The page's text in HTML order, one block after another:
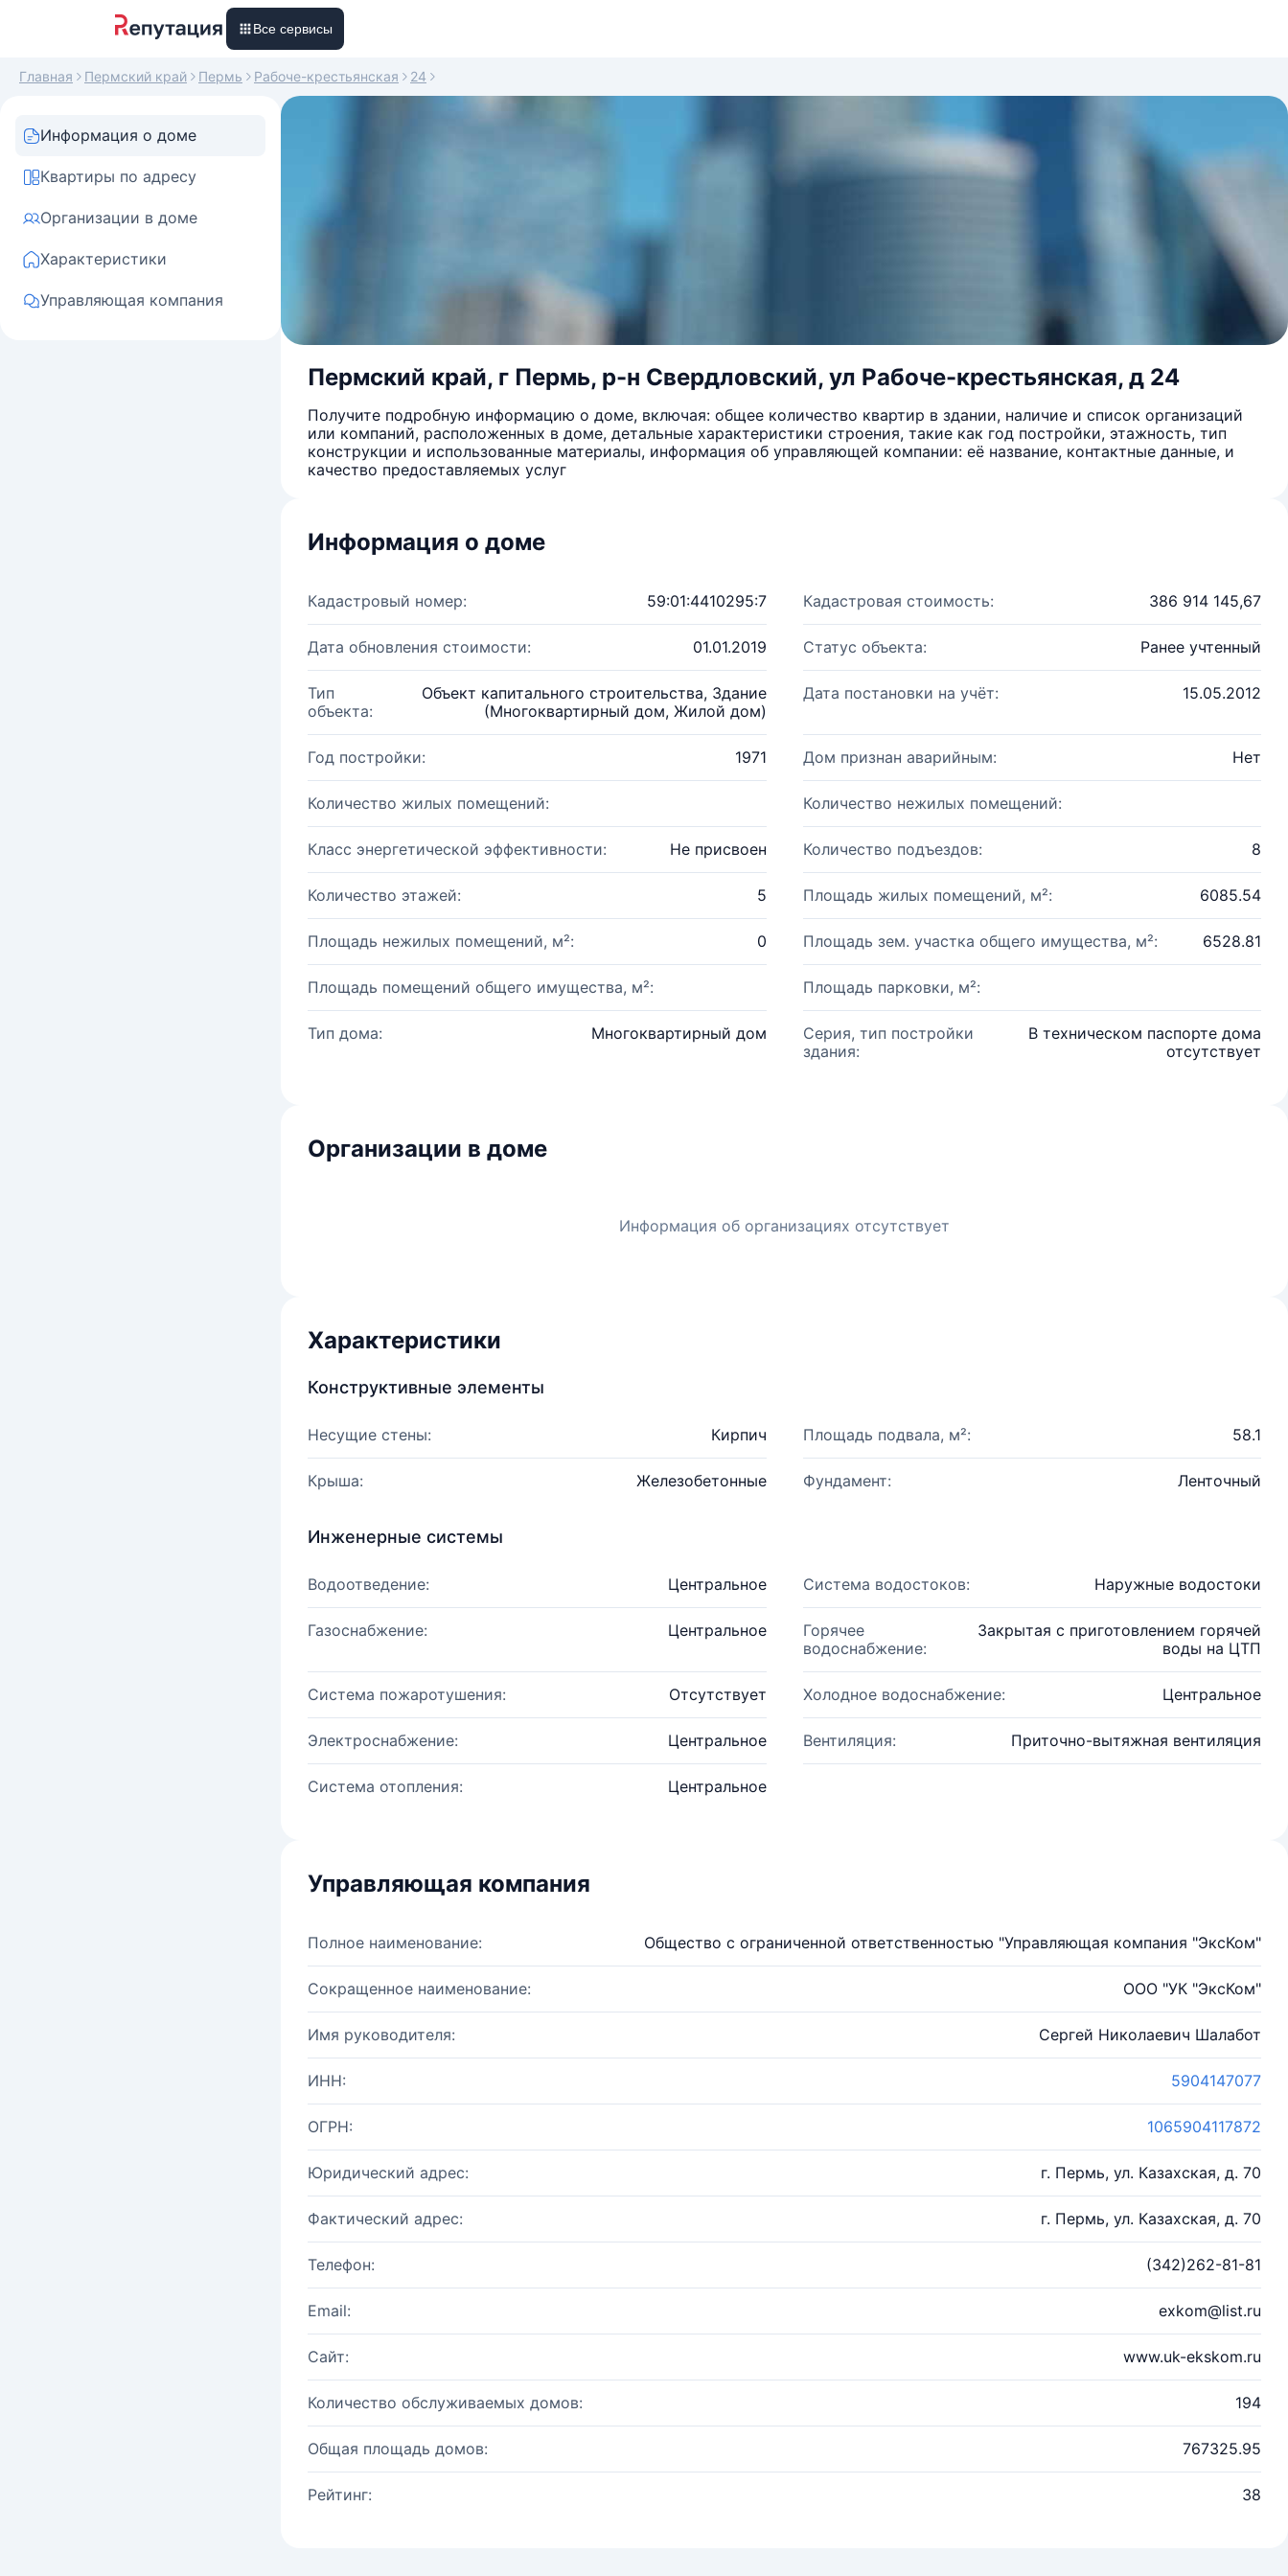
Все сервисы
Главная Пермский край Пермь Рабоче-крестьянская 24
Информация о доме
Квартиры по адресу
Организации в доме
Характеристики
Управляющая компания
Пермский край, г Пермь, р-н Свердловский, ул Рабоче-крестьянская, д 24
Получите подробную информацию о доме, включая: общее количество квартир в здании, наличие и список организаций
или компаний, расположенных в доме, детальные характеристики строения, такие как год постройки, этажность, тип
конструкции и использованные материалы, информация об управляющей компании: её название, контактные данные, и
качество предоставляемых услуг
Информация о доме
Кадастровый номер: 59:01:4410295:7 Кадастровая стоимость: 386 914 145,67
Дата обновления стоимости: 01.01.2019 Статус объекта: Ранее учтенный
Тип
объекта:
Объект капитального строительства, Здание
(Многоквартирный дом, Жилой дом)
Дата постановки на учёт: 15.05.2012
Год постройки: 1971 Дом признан аварийным: Нет
Количество жилых помещений: Количество нежилых помещений:
Класс энергетической эффективности: Не присвоен Количество подъездов: 8
Количество этажей: 5 Площадь жилых помещений, м²: 6085.54
Площадь нежилых помещений, м²: 0 Площадь зем. участка общего имущества, м²: 6528.81
Площадь помещений общего имущества, м²: Площадь парковки, м²:
Тип дома: Многоквартирный дом
Серия, тип постройки
здания:
В техническом паспорте дома
отсутствует
Организации в доме
Информация об организациях отсутствует
Характеристики
Конструктивные элементы
Несущие стены: Кирпич Площадь подвала, м²: 58.1
Крыша: Железобетонные Фундамент: Ленточный
Инженерные системы
Водоотведение: Центральное Система водостоков: Наружные водостоки
Газоснабжение: Центральное
Горячее
водоснабжение:
Закрытая с приготовлением горячей
воды на ЦТП
Система пожаротушения: Отсутствует Холодное водоснабжение: Центральное
Электроснабжение: Центральное Вентиляция: Приточно-вытяжная вентиляция
Система отопления: Центральное
Управляющая компания
Полное наименование: Общество с ограниченной ответственностью "Управляющая компания "ЭксКом"
Сокращенное наименование: ООО "УК "ЭксКом"
Имя руководителя: Сергей Николаевич Шалабот
ИНН: 5904147077
ОГРН: 1065904117872
Юридический адрес: г. Пермь, ул. Казахская, д. 70
Фактический адрес: г. Пермь, ул. Казахская, д. 70
Телефон: (342)262-81-81
Email: exkom@list.ru
Сайт: www.uk-ekskom.ru
Количество обслуживаемых домов: 194
Общая площадь домов: 767325.95
Рейтинг: 38